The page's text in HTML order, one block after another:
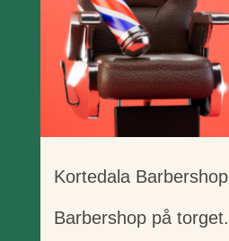
Kortedala Barbershop
Barbershop på torget.